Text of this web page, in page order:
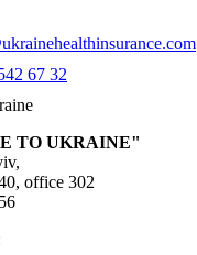
67 32
TO UKRAINE"
office 302